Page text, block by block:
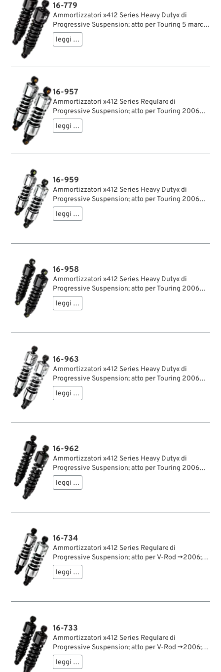
16-779
Ammortizzatori »412 Series Heavy Duty« di
Progressive Suspension; atto per Touring 5 marce
1979-2005, Sportster 1979-2003, FXR →1994;
acciaio / acciaio per molle, nero, rivestito a
leggi …
16-957
Ammortizzatori »412 Series Regular« di
Progressive Suspension; atto per Touring 2006→;
acciaio / acciaio per molle, cromato; lunghezza:
292 mm; ochiello del amortizzatore: 15.9 mm;
leggi …
16-959
Ammortizzatori »412 Series Heavy Duty« di
Progressive Suspension; atto per Touring 2006→;
acciaio / acciaio per molle, cromato; lunghezza:
292 mm; ochiello del amortizzatore: 15.9 mm;
HD 54662-09 e 54662-02A; certificato; peso
leggi …
16-958
Ammortizzatori »412 Series Heavy Duty« di
Progressive Suspension; atto per Touring 2006→;
acciaio / acciaio per molle, nero, rivestito a
polvere; lunghezza: 292 mm; ochiello del
leggi …
16-963
Ammortizzatori »412 Series Heavy Duty« di
Progressive Suspension; atto per Touring 2006→;
acciaio / acciaio per molle, cromato; lunghezza:
330 mm; ochiello del amortizzatore: 15.9 mm;
leggi …
16-962
Ammortizzatori »412 Series Heavy Duty« di
Progressive Suspension; atto per Touring 2006→;
acciaio / acciaio per molle, nero, rivestito a
polvere; lunghezza: 330 mm; ochiello del
ammortizzatori; rimpiazza OEM HD 54565-09 e
leggi …
16-734
Ammortizzatori »412 Series Regular« di
Progressive Suspension; atto per V-Rod →2006;
acciaio / acciaio per molle, cromato; lunghezza:
305 mm; ochiello del amortizzatore: 15.9 mm;
lordo: 4.6 kg
leggi …
16-733
Ammortizzatori »412 Series Regular« di
Progressive Suspension; atto per V-Rod →2006;
acciaio / acciaio per molle, nero, rivestito a
polvere; lunghezza: 305 mm; ochiello del
leggi …